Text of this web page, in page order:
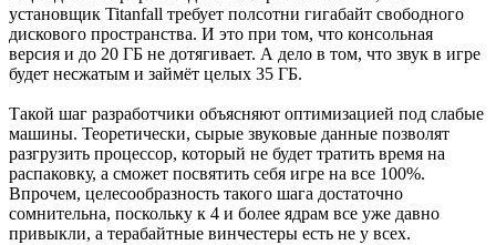
установщик Titanfall требует полсотни гигабайт свободного
дискового пространства. И это при том, что консольная
версия и до 20 ГБ не дотягивает. А дело в том, что звук в игре
будет несжатым и займёт целых 35 ГБ.
Такой шаг разработчики объясняют оптимизацией под слабые
машины. Теоретически, сырые звуковые данные позволят
разгрузить процессор, который не будет тратить время на
распаковку, а сможет посвятить себя игре на все 100%.
Впрочем, целесообразность такого шага достаточно
сомнительна, поскольку к 4 и более ядрам все уже давно
привыкли, а терабайтные винчестеры есть не у всех.